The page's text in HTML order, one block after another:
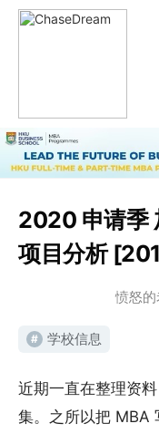
2020 申请季
项目分析
愤怒的
# 学校信息
近期一直在整理资
集。之所以把 MBA